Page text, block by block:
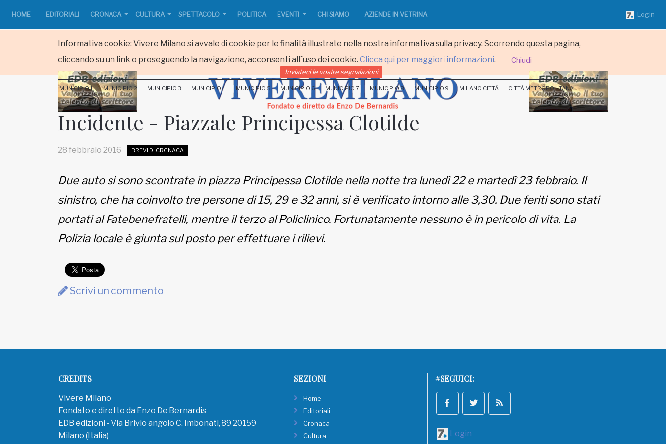
Informativa cookie: Vivere Milano si avvale di cookie per le finalità illustrate nella nostra informativa sulla privacy. Scorrendo questa pagina,
cliccando su un link o proseguendo la navigazione, acconsenti all´uso dei cookie. Clicca qui per maggiori informazioni. Chiudi
HOME EDITORIALI CRONACA CULTURA SPETTACOLO POLITICA EVENTI CHI SIAMO AZIENDE IN VETRINA Login
Fondato e diretto da Enzo De
EDB edizioni - Via Brivio angolo C.
Imbonati, 89 20159 Milano (Italia)
Inviateci le vostre segnalazioni
MUNICIPIO 1 MUNICIPIO 2 MUNICIPIO 3 MUNICIPIO 4 MUNICIPIO 5 MUNICIPIO 6 MUNICIPIO 7 MUNICIPIO 8 MUNICIPIO 9 MILANO CITTÀ CITTÀ METROPOLITANA
Incidente - Piazzale Principessa Clotilde
28 febbraio 2016 BREVI DI CRONACA
Due auto si sono scontrate in piazza Principessa Clotilde nella notte tra lunedì 22 e martedì 23 febbraio. Il
sinistro, che ha coinvolto tre persone di 15, 29 e 32 anni, si è verificato intorno alle 3,30. Due feriti sono stati
portati al Fatebenefratelli, mentre il terzo al Policlinico. Fortunatamente nessuno è in pericolo di vita. La
Polizia locale è giunta sul posto per effettuare i rilievi.
Scrivi un commento
CREDITS
Vivere Milano
Fondato e diretto da Enzo De Bernardis
EDB edizioni - Via Brivio angolo C. Imbonati, 89 20159
Milano (Italia)
SEZIONI
Home
Editoriali
Cronaca
Cultura
#SEGUICI:
Login